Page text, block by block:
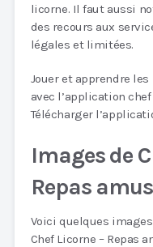
licorne. Il faut aussi
des recours aux
légales et limitées.
Jouer et apprendre
avec l’application
Télécharger
Images de
Repas
Voici quelques
Chef Licorne – Repas